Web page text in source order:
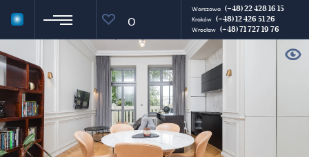
0
Warszawa (+48) 22 428 16 15
Kraków (+48) 12 426 51 26
Wrocław (+48) 71 727 19 76